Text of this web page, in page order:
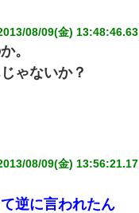
んで？」 → 放置した
に職場を案内すること
突き飛ばされて左手
08/09(金) 13:48:46.63
。
ゃないか？
08/09(金) 13:56:21.17
逆に言われたん